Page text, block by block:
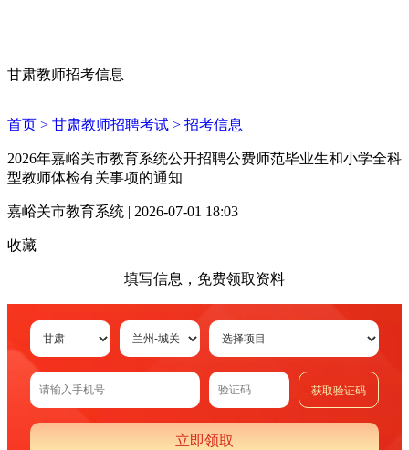
甘肃教师招考信息
首页 > 甘肃教师招聘考试 > 招考信息
2026年嘉峪关市教育系统公开招聘公费师范毕业生和小学全科
型教师体检有关事项的通知
嘉峪关市教育系统 | 2026-07-01 18:03
收藏
填写信息，免费领取资料